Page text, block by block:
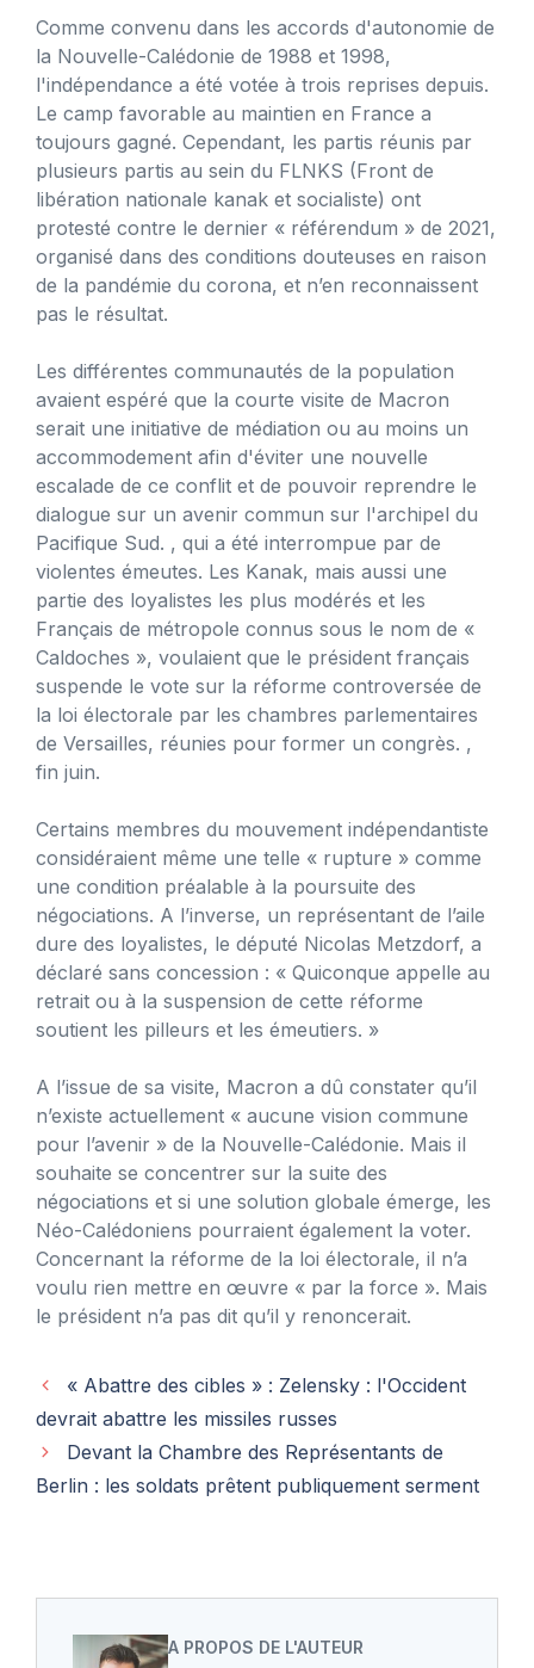
Comme convenu dans les accords d'autonomie de
la Nouvelle-Calédonie de 1988 et 1998,
l'indépendance a été votée à trois reprises depuis.
Le camp favorable au maintien en France a
toujours gagné. Cependant, les partis réunis par
plusieurs partis au sein du FLNKS (Front de
libération nationale kanak et socialiste) ont
protesté contre le dernier « référendum » de 2021,
organisé dans des conditions douteuses en raison
de la pandémie du corona, et n’en reconnaissent
pas le résultat.
Les différentes communautés de la population
avaient espéré que la courte visite de Macron
serait une initiative de médiation ou au moins un
accommodement afin d'éviter une nouvelle
escalade de ce conflit et de pouvoir reprendre le
dialogue sur un avenir commun sur l'archipel du
Pacifique Sud. , qui a été interrompue par de
violentes émeutes. Les Kanak, mais aussi une
partie des loyalistes les plus modérés et les
Français de métropole connus sous le nom de «
Caldoches », voulaient que le président français
suspende le vote sur la réforme controversée de
la loi électorale par les chambres parlementaires
de Versailles, réunies pour former un congrès. ,
fin juin.
Certains membres du mouvement indépendantiste
considéraient même une telle « rupture » comme
une condition préalable à la poursuite des
négociations. A l’inverse, un représentant de l’aile
dure des loyalistes, le député Nicolas Metzdorf, a
déclaré sans concession : « Quiconque appelle au
retrait ou à la suspension de cette réforme
soutient les pilleurs et les émeutiers. »
A l’issue de sa visite, Macron a dû constater qu’il
n’existe actuellement « aucune vision commune
pour l’avenir » de la Nouvelle-Calédonie. Mais il
souhaite se concentrer sur la suite des
négociations et si une solution globale émerge, les
Néo-Calédoniens pourraient également la voter.
Concernant la réforme de la loi électorale, il n’a
voulu rien mettre en œuvre « par la force ». Mais
le président n’a pas dit qu’il y renoncerait.
« Abattre des cibles » : Zelensky : l'Occident
devrait abattre les missiles russes
Devant la Chambre des Représentants de
Berlin : les soldats prêtent publiquement serment
A PROPOS DE L'AUTEUR